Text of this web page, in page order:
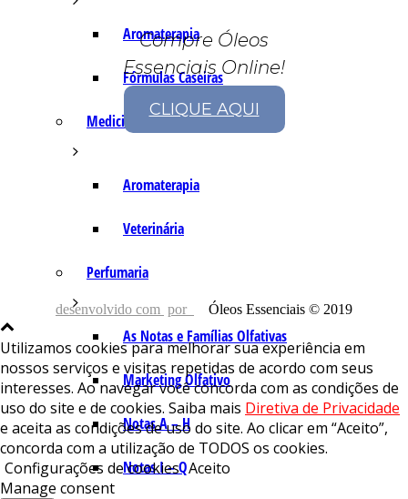
Aromaterapia
Fórmulas Caseiras
Medicinais
Aromaterapia
Veterinária
Perfumaria
As Notas e Famílias Olfativas
Marketing Olfativo
Notas A – H
Notas I – Q
Compre Óleos
Essenciais Online!
CLIQUE AQUI
desenvolvido com por Óleos Essenciais © 2019
Utilizamos cookies para melhorar sua experiência em
nossos serviços e visitas repetidas de acordo com seus
interesses. Ao navegar você concorda com as condições de
uso do site e de cookies. Saiba mais Diretiva de Privacidade
e aceita as condições de uso do site. Ao clicar em “Aceito”,
concorda com a utilização de TODOS os cookies.
Configurações de cookies Aceito
Manage consent